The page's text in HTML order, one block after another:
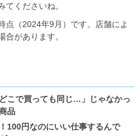
てくださいね。
（2024年9月）です。店舗によ
合があります。
こで買っても同じ…」じゃなかっ
品
100円なのにいい仕事するんで